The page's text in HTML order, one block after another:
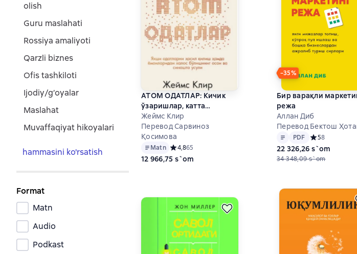
olish
guru maslahati
rossiya amaliyoti
qarzli biznes
ofis tashkiloti
ijodiy/g’oyalar
maslahat
muvaffaqiyat hikoyalari
hammasini ko'rsatish
Format
Matn
Audio
Podkast
АТОМ ОДАТЛАР: Кичик
ўзаришлар, катта
натижалар
Жеймс Клир
Перевод Сарвиноз
Қосимова
Matn Средний рейтинг 4,8 на основе 65 оценок
4,865
12 966,75 s`om
−35%
Бир варақли
режа
Аллан Диб
Перевод Бектош
Matn PDF
PDF Средний
58
22 326,26 s`om
34 348,09 s`om